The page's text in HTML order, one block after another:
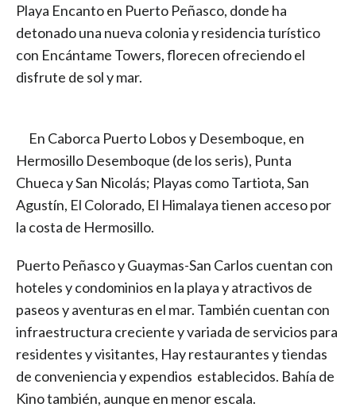
Playa Encanto en Puerto Peñasco, donde ha
detonado una nueva colonia y residencia turístico
con Encántame Towers, florecen ofreciendo el
disfrute de sol y mar.
En Caborca Puerto Lobos y Desemboque, en
Hermosillo Desemboque (de los seris), Punta
Chueca y San Nicolás; Playas como Tartiota, San
Agustín, El Colorado, El Himalaya tienen acceso por
la costa de Hermosillo.
Puerto Peñasco y Guaymas-San Carlos cuentan con
hoteles y condominios en la playa y atractivos de
paseos y aventuras en el mar. También cuentan con
infraestructura creciente y variada de servicios para
residentes y visitantes, Hay restaurantes y tiendas
de conveniencia y expendios establecidos. Bahía de
Kino también, aunque en menor escala.